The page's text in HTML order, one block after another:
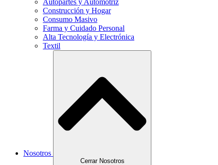
Autopartes y Automotriz
Construcción y Hogar
Consumo Masivo
Farma y Cuidado Personal
Alta Tecnología y Electrónica
Textil
Nosotros
Cerrar Nosotros